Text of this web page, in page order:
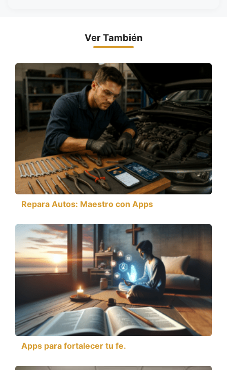
Ver También
Repara Autos: Maestro con Apps
Apps para fortalecer tu fe.